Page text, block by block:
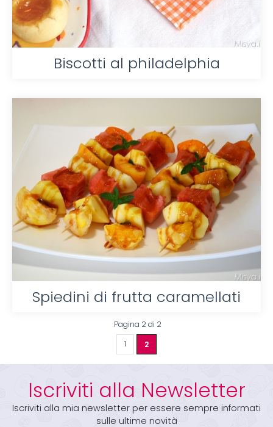
Biscotti al philadelphia
Spiedini di frutta caramellati
Pagina 2 di 2
1 2
Iscriviti alla Newsletter
Iscriviti alla mia newsletter per essere sempre informati
sulle ultime novità